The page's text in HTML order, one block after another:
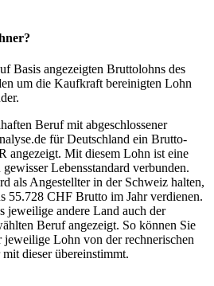
Basis angezeigten Bruttolohns des
um die Kaufkraft bereinigten Lohn
Beruf mit abgeschlossener
für Deutschland ein Brutto-
angezeigt. Mit diesem Lohn ist eine
Lebensstandard verbunden.
als Angestellter in der Schweiz halten,
55.728 CHF Brutto im Jahr verdienen.
jeweilige andere Land auch der
Beruf angezeigt. So können Sie
Lohn von der rechnerischen
dieser übereinstimmt.